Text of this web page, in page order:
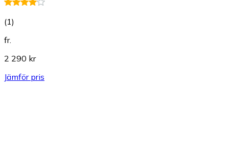
(1)
fr.
2 290 kr
Jämför pris